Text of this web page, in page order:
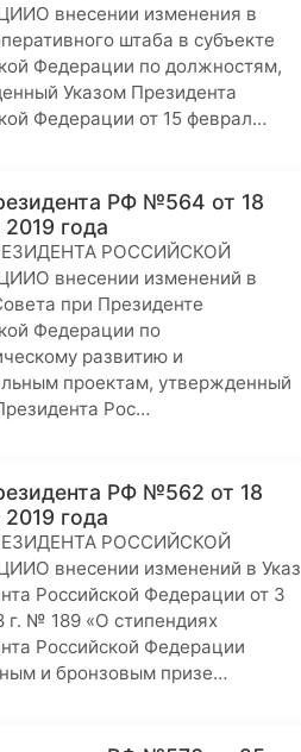
внесении изменения в
штаба в субъекте
Федерации по должностям,
Указом Президента
Федерации от 15 феврал…
РФ №564 от 18
года
РОССИЙСКОЙ
внесении изменений в
при Президенте
Федерации по
развитию и
проектам, утвержденный
Рос…
РФ №562 от 18
года
РОССИЙСКОЙ
внесении изменений в Указ
Российской Федерации от 3
г. № 189 «О стипендиях
Российской Федерации
и бронзовым призе…